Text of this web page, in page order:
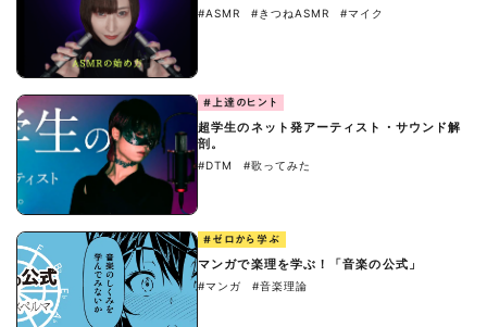
#ASMR #きつねASMR #マイク
#上達のヒント
超学生のネット発アーティスト・サウンド解
剖。
#DTM #歌ってみた
#ゼロから学ぶ
マンガで楽理を学ぶ！「音楽の公式」
#マンガ #音楽理論